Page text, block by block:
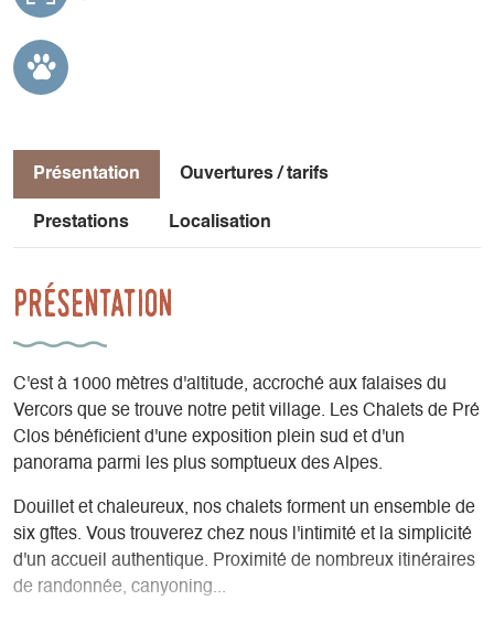
Présentation Ouvertures / tarifs
Prestations Localisation
Présentation
C'est à 1000 mètres d'altitude, accroché aux falaises du
Vercors que se trouve notre petit village. Les Chalets de Pré
Clos bénéficient d'une exposition plein sud et d'un
panorama parmi les plus somptueux des Alpes.
Douillet et chaleureux, nos chalets forment un ensemble de
six gîtes. Vous trouverez chez nous l'intimité et la simplicité
d'un accueil authentique. Proximité de nombreux itinéraires
de randonnée, canyoning...